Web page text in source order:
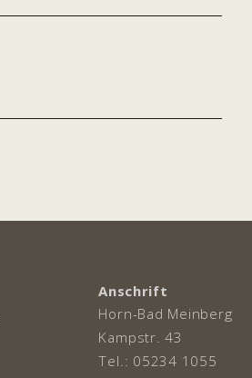
Anschrift
Horn-Bad Meinberg
Kampstr. 43
Tel.: 05234 1055